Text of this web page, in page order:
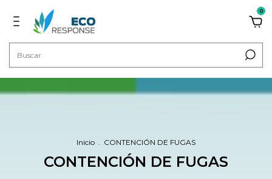
0
Inicio . CONTENCIÓN DE FUGAS
CONTENCIÓN DE FUGAS